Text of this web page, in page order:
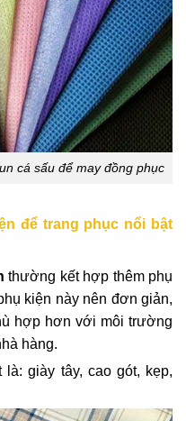
cá sấu để may đồng phục
để trang phục nổi bật
thường kết hợp thêm phụ
kiện này nên đơn giản,
hợp hơn với môi trường
hàng.
giày tây, cao gót, kẹp,